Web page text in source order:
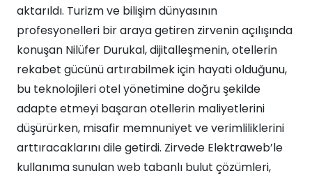
aktarıldı. Turizm ve bilişim dünyasının
profesyonelleri bir araya getiren zirvenin açılışında
konuşan Nilüfer Durukal, dijitalleşmenin, otellerin
rekabet gücünü artırabilmek için hayati olduğunu,
bu teknolojileri otel yönetimine doğru şekilde
adapte etmeyi başaran otellerin maliyetlerini
düşürürken, misafir memnuniyet ve verimliliklerini
arttıracaklarını dile getirdi. Zirvede Elektraweb’le
kullanıma sunulan web tabanlı bulut çözümleri,